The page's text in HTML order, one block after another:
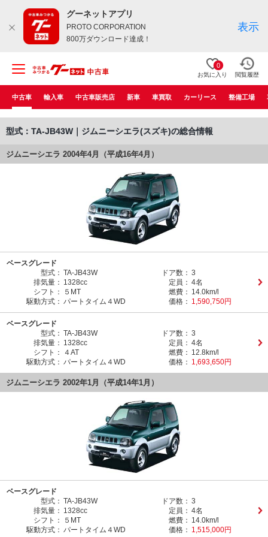
グーネットアプリ
PROTO CORPORATION
800万ダウンロード達成！
表示
0
お気に入り 閲覧履歴
中古車 輸入車 中古車販売店 新車 車買取 カーリース 整備工場
型式：TA-JB43W｜ジムニーシエラ(スズキ)の総合情報
ジムニーシエラ 2004年4月（平成16年4月）
ベースグレード
型式： TA-JB43W ドア数： 3
排気量： 1328cc 定員： 4名
シフト：
５MT 燃費： 14.0km/l
駆動方式： パートタイム４WD 価格： 1,590,750円
ベースグレード
型式： TA-JB43W ドア数： 3
排気量： 1328cc 定員： 4名
シフト：
４AT 燃費： 12.8km/l
駆動方式： パートタイム４WD 価格： 1,693,650円
ジムニーシエラ 2002年1月（平成14年1月）
ベースグレード
型式： TA-JB43W ドア数： 3
排気量： 1328cc 定員： 4名
シフト：
５MT 燃費： 14.0km/l
駆動方式： パートタイム４WD 価格： 1,515,000円